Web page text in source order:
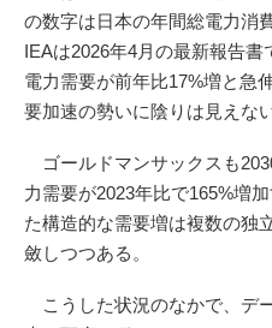
の数字は日本の年間総電力消
IEAは2026年4月の最新報告
電力需要が前年比17%増と急
要加速の勢いに陰りは見えない
ゴールドマンサックスも
力需要が2023年比で165%増
た構造的な需要増は複数の独
斂しつつある。
こうした状況のなかで、デ